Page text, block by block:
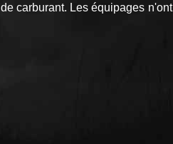
carburant. Les équipages